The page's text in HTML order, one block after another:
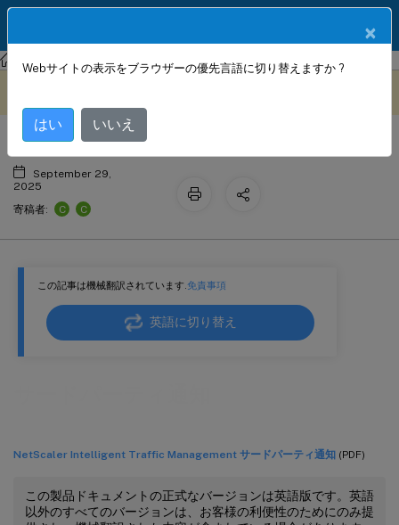
NetScalerインテリジェントトラフィック管理
この記事は機械翻訳されています.免責事項
英語に切り替え
NetScaler Intelligent Traffic Management サードパーティ通知 (PDF)
この製品ドキュメントの正式なバージョンは英語版です。英語
以外のすべてのバージョンは、お客様の利便性のためにのみ提
サードパーティ通知
September 29,
2025
寄稿者:
C C
×
Webサイトの表示をブラウザーの優先言語に切り替えますか ?
はい いいえ